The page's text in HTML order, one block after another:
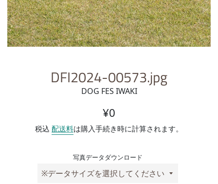
DFI2024-00573.jpg
DOG FES IWAKI
通常価格
¥0
税込 配送料は購入手続き時に計算されます。
写真データダウンロード